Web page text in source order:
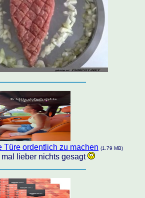
Türe ordentlich zu machen (1.79 MB)
mal lieber nichts gesagt